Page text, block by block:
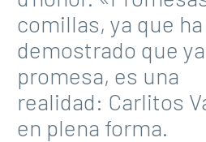
comillas, ya que
demostrado que
promesa, es una
realidad: Carlitos
en plena forma.